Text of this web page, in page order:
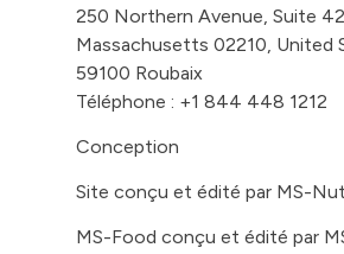
250 Northern Avenue, Suite
Massachusetts 02210, United
59100 Roubaix
Téléphone : +1 844 448 1212
Conception
Site conçu et édité par MS-
MS-Food conçu et édité par